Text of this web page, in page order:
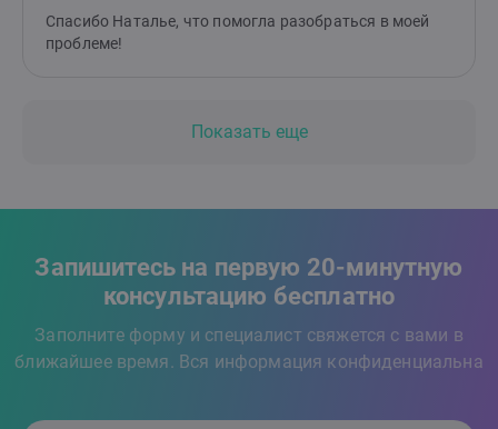
Спасибо Наталье, что помогла разобраться в моей
проблеме!
Показать еще
Запишитесь на первую 20-минутную
консультацию бесплатно
Заполните форму и специалист свяжется с вами в
ближайшее время. Вся информация конфиденциальна